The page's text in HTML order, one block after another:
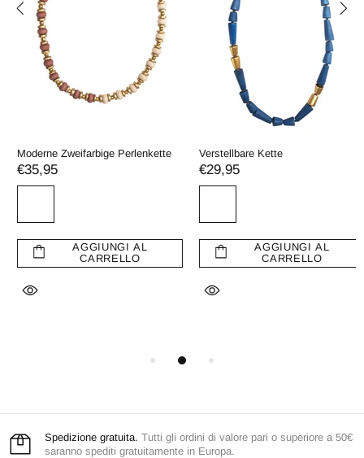
Moderne Zweifarbige Perlenkette
€35,95
AGGIUNGI AL
CARRELLO
Verstellbare Kette
€29,95
AGGIUNGI AL
CARRELLO
Spedizione gratuita. Tutti gli ordini di valore pari o superiore a 50€
saranno spediti gratuitamente in Europa.